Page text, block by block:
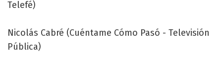
Telefé)
Nicolás Cabré (Cuéntame Cómo Pasó - Televisión
Pública)